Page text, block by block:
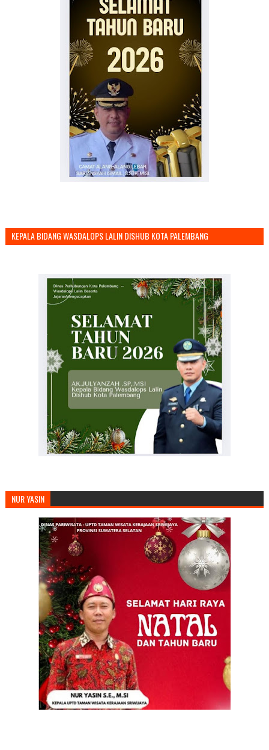
KEPALA BIDANG WASDALOPS LALIN DISHUB KOTA PALEMBANG
NUR YASIN